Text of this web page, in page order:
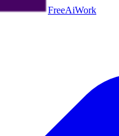
FreeAiWork